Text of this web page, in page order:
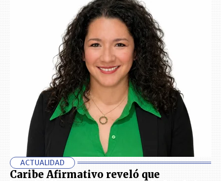
ACTUALIDAD
Caribe Afirmativo reveló que